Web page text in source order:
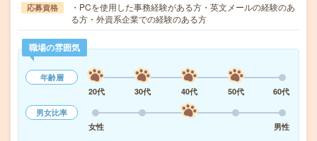
応募資格
・PCを使用した事務経験がある方・英文メールの経験のあ
る方・外資系企業での経験のある方
職場の雰囲気
年齢層
20代
30代 40代 50代
60代
男女比率
女性
男性